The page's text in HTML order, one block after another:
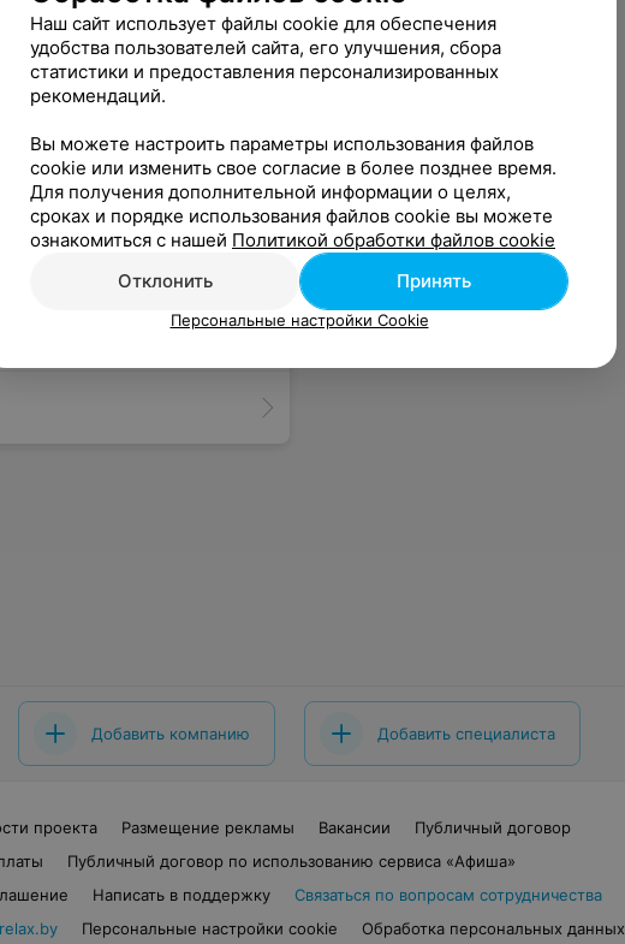
Добавить компанию Добавить специалиста
проекта Размещение рекламы Вакансии
Публичный договор
Публичный договор по использованию сервиса «Афиша»
Написать в поддержку
Связаться по вопросам сотрудничества
Персональные настройки cookie Обработка персональных данных
Наш сайт использует файлы cookie для обеспечения
удобства пользователей сайта, его улучшения, сбора
статистики и предоставления персонализированных
рекомендаций.
Вы можете настроить параметры использования файлов
cookie или изменить свое согласие в более позднее время.
Для получения дополнительной информации о целях,
сроках и порядке использования файлов cookie вы можете
ознакомиться с нашей Политикой обработки файлов cookie
Отклонить
Принять
Персональные настройки Cookie